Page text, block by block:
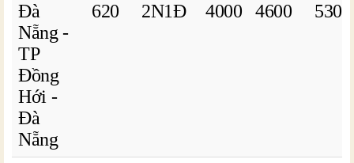
Đà
Nẵng -
TP
Đồng
Hới -
Đà
Nẵng
620 2N1Đ 4000 4600 5300